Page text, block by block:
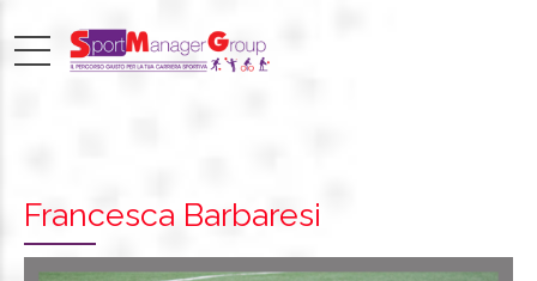
Francesca Barbaresi